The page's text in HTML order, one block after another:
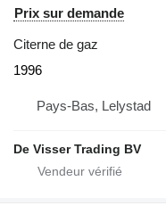
Prix sur demande
Citerne de gaz
1996
Pays-Bas, Lelystad
De Visser Trading BV